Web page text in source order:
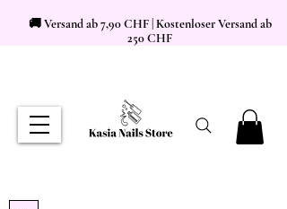
🚚 Versand ab 7,90 CHF | Kostenloser Versand ab
250 CHF